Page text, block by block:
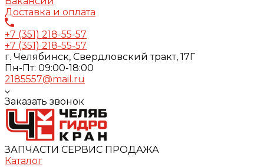
Доставка и оплата
+7 (351) 218-55-57
+7 (351) 218-55-57
г. Челябинск, Свердловский тракт, 17Г
Пн-Пт: 09:00-18:00
2185557@mail.ru
Заказать звонок
ЗАПЧАСТИ СЕРВИС ПРОДАЖА
Каталог